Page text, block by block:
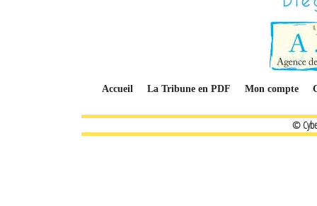
Accueil La Tribune en PDF Mon compte
©